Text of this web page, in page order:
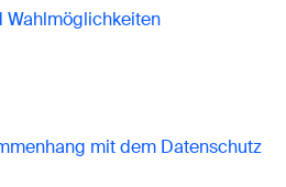
Wahlmöglichkeiten
mit dem Datenschutz